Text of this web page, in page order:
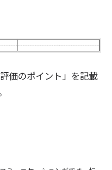
価のポイント」を記載